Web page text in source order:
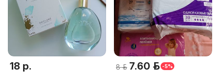
18 р. 8 р. 7.60 р. -5%